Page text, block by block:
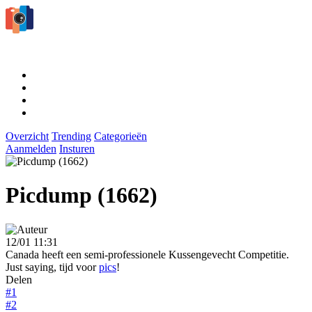
Overzicht Trending Categorieën
Aanmelden Insturen
Picdump (1662)
12/01 11:31
Canada heeft een semi-professionele Kussengevecht Competitie.
Just saying, tijd voorpics!
Delen
#1
#2